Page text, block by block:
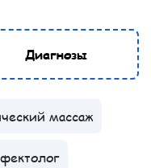
Диагнозы
массаж